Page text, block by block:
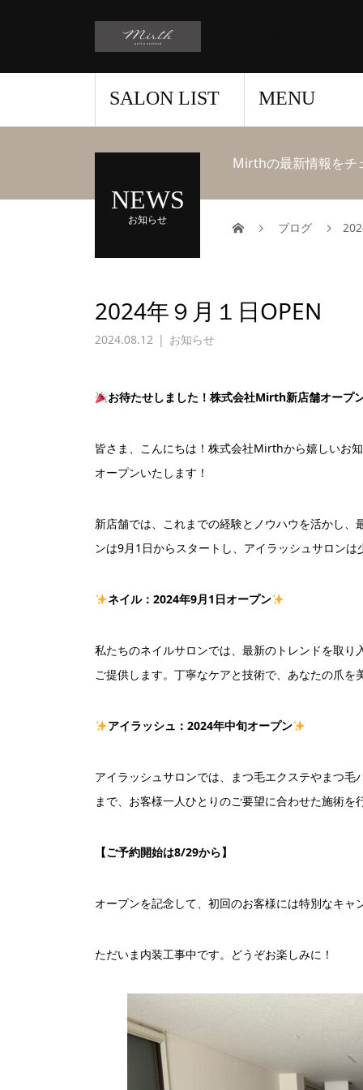
SALON LIST MENU
NEWS
お知らせ
Mirthの最新情報をチ
ブログ
2024年９月１日OPEN
2024.08.12 お知らせ
お待たせしました！株式会社Mirth新店舗オープ
皆さま、こんにちは！株式会社Mirthから嬉しいお
オープンいたします！
新店舗では、これまでの経験とノウハウを活かし
ンは9月1日からスタートし、アイラッシュサロン
ネイル：2024年9月1日オープン
私たちのネイルサロンでは、最新のトレンドを取
ご提供します。丁寧なケアと技術で、あなたの爪を
アイラッシュ：2024年中旬オープン
アイラッシュサロンでは、まつ毛エクステやまつ
まで、お客様一人ひとりのご要望に合わせた施術を
【ご予約開始は8/29から】
オープンを記念して、初回のお客様には特別なキ
ただいま内装工事中です。どうぞお楽しみに！